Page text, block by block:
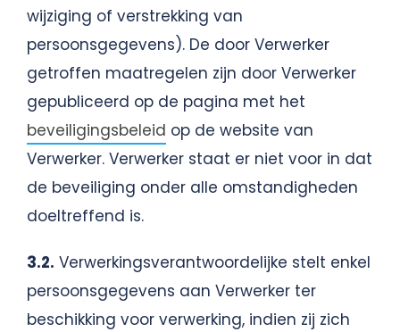
wijziging of verstrekking van
persoonsgegevens). De door Verwerker
getroffen maatregelen zijn door Verwerker
gepubliceerd op de pagina met het
beveiligingsbeleid op de website van
Verwerker. Verwerker staat er niet voor in dat
de beveiliging onder alle omstandigheden
doeltreffend is.
3.2. Verwerkingsverantwoordelijke stelt enkel
persoonsgegevens aan Verwerker ter
beschikking voor verwerking, indien zij zich